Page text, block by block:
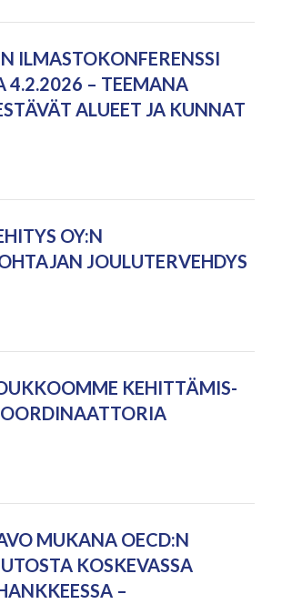
ILMASTOKONFERENSSI
4.2.2026 – TEEMANA
ALUEET JA KUNNAT
OY:N
JOULUTERVEHDYS
KEHITTÄMIS-
MUKANA OECD:N
KOSKEVASSA
–